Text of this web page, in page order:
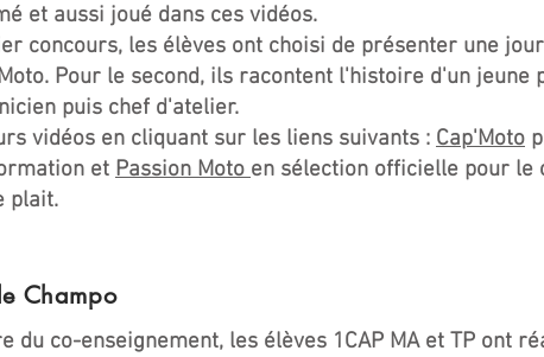
et aussi joué dans ces vidéos.
concours, les élèves ont choisi de présenter une
Pour le second, ils racontent l'histoire d'un jeune
puis chef d'atelier.
vidéos en cliquant sur les liens suivants : Cap'Moto
et Passion Motoen sélection officielle pour le
plait.
Champo
du co-enseignement, les élèves 1CAP MA et TP ont